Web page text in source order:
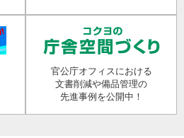
官公庁オフィスにおける
文書削減や備品管理の
先進事例を公開中！